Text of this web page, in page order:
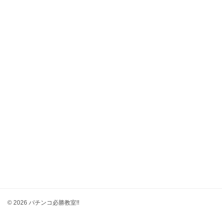
© 2026 パチンコ必勝教室!!